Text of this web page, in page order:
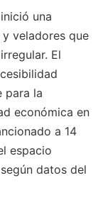
una
veladores que
El
para la
económica en
a 14
espacio
datos del